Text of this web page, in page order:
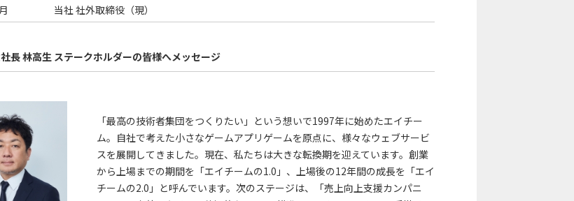
当社 社外取締役（現）
長 林高生 ステークホルダーの皆様へメッセージ
「最高の技術者集団をつくりたい」という想いで1997年に始めたエイチー
ム。自社で考えた小さなゲームアプリゲームを原点に、様々なウェブサービ
スを展開してきました。現在、私たちは大きな転換期を迎えています。創業
から上場までの期間を「エイチームの1.0」、上場後の12年間の成長を「エイ
チームの2.0」と呼んでいます。次のステージは、「売上向上支援カンパニ